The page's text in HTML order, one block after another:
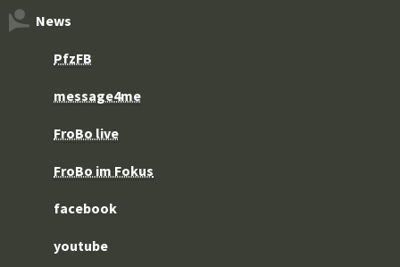
News
PfzFB
message4me
FroBo live
FroBo im Fokus
facebook
youtube